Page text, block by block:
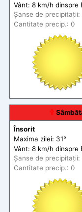
Vânt: 8 km/h dinspre
Șanse de precipitații:
Cantitate precip.: 0
🕆
Însorit
Maxima zilei: 31°
Vânt: 8 km/h dinspre
Șanse de precipitații:
Cantitate precip.: 0